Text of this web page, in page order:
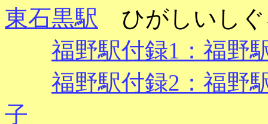
東石黒駅 ひがしいし
福野駅付録1：福野
福野駅付録2：福野
子